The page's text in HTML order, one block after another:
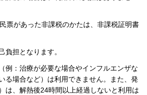
票があった非課税のかたは、非課税証明書
負担となります。
例：治療が必要な場合やインフルエンザな
る場合など）は利用できません。また、発
は、解熱後24時間以上経過しないと利用は